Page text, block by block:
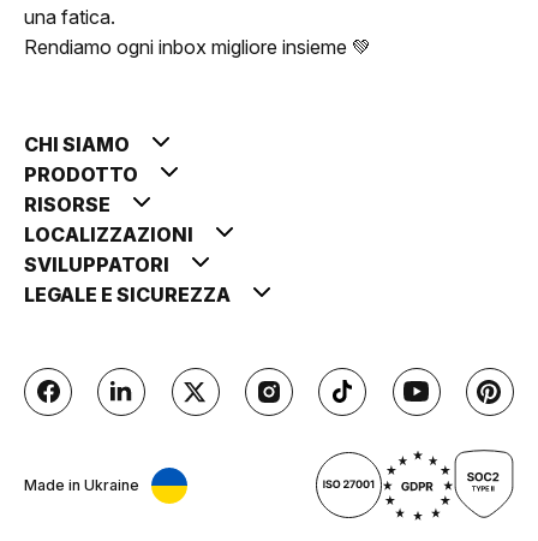
una fatica.
Rendiamo ogni inbox migliore insieme 💚
CHI SIAMO
PRODOTTO
RISORSE
LOCALIZZAZIONI
SVILUPPATORI
LEGALE E SICUREZZA
Made in Ukraine